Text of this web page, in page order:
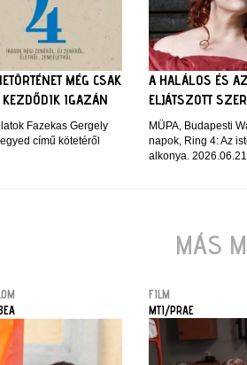
MÉG CSAK
KEZDŐDIK IGAZÁN
Fazekas Gergely
című kötetéről
A HALÁLOS ÉS AZ
ELJÁTSZOTT
MÜPA, Budapesti
napok, Ring 4: Az
alkonya.
MÁS
FILM
MTI/PRAE